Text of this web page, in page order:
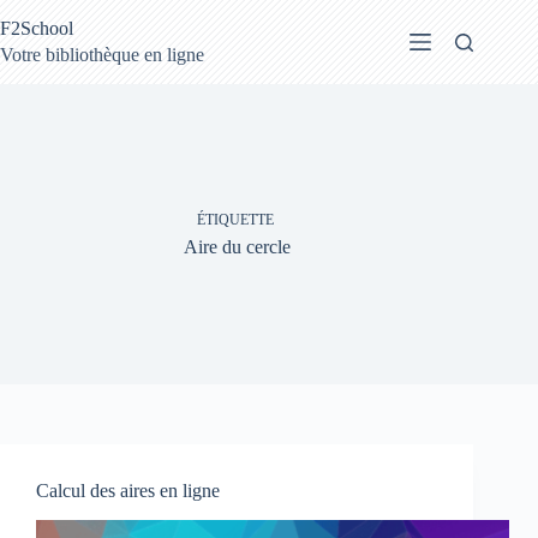
au
contenu
F2School
Votre bibliothèque en ligne
ÉTIQUETTE
Aire du cercle
Calcul des aires en ligne